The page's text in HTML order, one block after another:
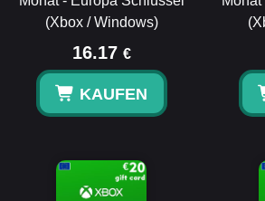
(Xbox / Windows)
16.17 €
KAUFEN